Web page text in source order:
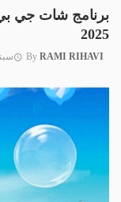
برنامج شات جي
2025
By RAMI RIHAVI سبتمبر